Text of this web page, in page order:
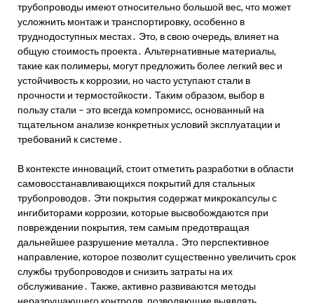
трубопроводы имеют относительно большой вес, что может
усложнить монтаж и транспортировку, особенно в
труднодоступных местах․ Это, в свою очередь, влияет на
общую стоимость проекта․ Альтернативные материалы,
такие как полимеры, могут предложить более легкий вес и
устойчивость к коррозии, но часто уступают стали в
прочности и термостойкости․ Таким образом, выбор в
пользу стали – это всегда компромисс, основанный на
тщательном анализе конкретных условий эксплуатации и
требований к системе․
В контексте инноваций, стоит отметить разработки в области
самовосстанавливающихся покрытий для стальных
трубопроводов․ Эти покрытия содержат микрокапсулы с
ингибиторами коррозии, которые высвобождаются при
повреждении покрытия, тем самым предотвращая
дальнейшее разрушение металла․ Это перспективное
направление, которое позволит существенно увеличить срок
службы трубопроводов и снизить затраты на их
обслуживание․ Также, активно развиваются методы
неразрушающего контроля, позволяющие выявлять